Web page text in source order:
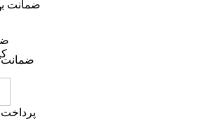
ضمانت
ضمانت